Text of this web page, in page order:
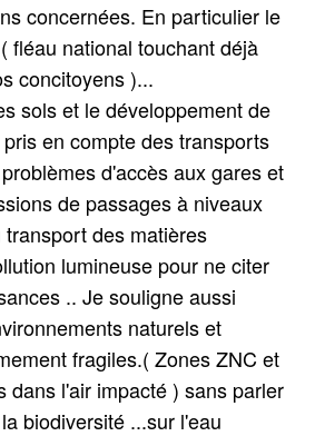
concernées. En particulier le
fléau national touchant déjà
concitoyens )...
sols et le développement de
en compte des transports
d'accès aux gares et
de passages à niveaux
des matières
lumineuse pour ne citer
.. Je souligne aussi
naturels et
fragiles.( Zones ZNC et
dans l'air impacté ) sans parler
biodiversité ...sur l'eau